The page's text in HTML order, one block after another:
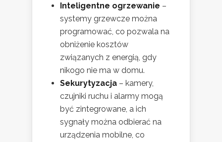
Inteligentne ogrzewanie –
systemy grzewcze można
programować, co pozwala na
obniżenie kosztów
związanych z energią, gdy
nikogo nie ma w domu.
Sekurytyzacja – kamery,
czujniki ruchu i alarmy mogą
być zintegrowane, a ich
sygnały można odbierać na
urządzenia mobilne, co